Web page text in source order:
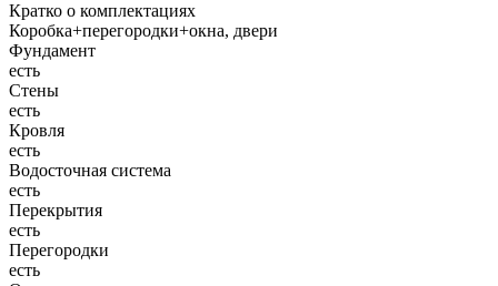
Кратко о комплектациях
Коробка+перегородки+окна, двери
Фундамент
есть
Стены
есть
Кровля
есть
Водосточная система
есть
Перекрытия
есть
Перегородки
есть